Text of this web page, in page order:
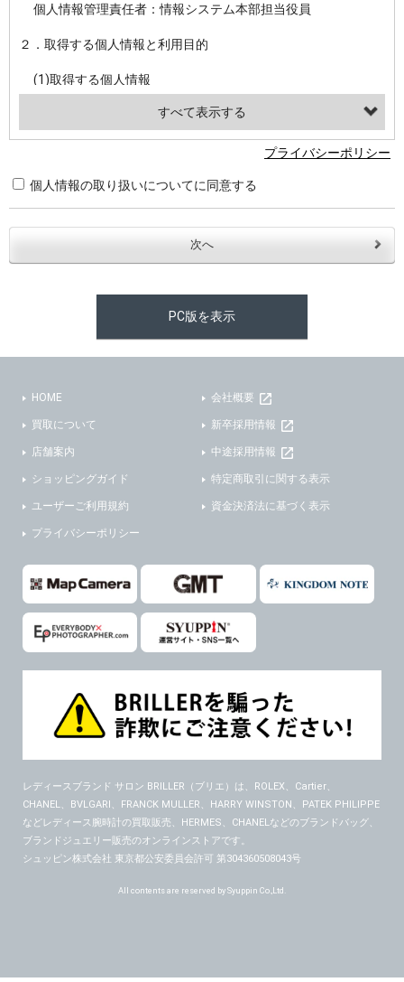
個人情報管理責任者：情報システム本部担当役員
２．取得する個人情報と利用目的
(1)取得する個人情報
・お問合せへの対応のため
３．個人情報の第三者提供と委託
当社は、以下のいずれかの場合を除いて、個人データを同意いただいた範囲を超えて利用したり第三者に提供したりいたしません。
(2)法令等により開示を求められた場合。
４．ご提供の任意性
５．ご本人が容易に知覚できない方法による個人情報の取得
また利用者の統計的分析のため、または掲載された広告にクッキーを使用する場合があります。
６．個人情報に関するお問合せ対応
シュッピン株式会社 個人情報相談窓口
プライバシーポリシー
個人情報の取り扱いについてに同意する
PC版を表示
HOME
買取について
店舗案内
ショッピングガイド
ユーザーご利用規約
プライバシーポリシー
会社概要
新卒採用情報
中途採用情報
特定商取引に関する表示
資金決済法に基づく表示
レディースブランド サロン BRILLER（ブリエ） は、ROLEX、Cartier、
CHANEL、BVLGARI、FRANCK MULLER、HARRY WINSTON、PATEK PHILIPPE
などレディース腕時計の買取販売、HERMES、CHANELなどのブランドバッグ、
ブランドジュエリー販売のオンラインストアです。
シュッピン株式会社 東京都公安委員会許可 第304360508043号
All contents are reserved by Syuppin Co.,Ltd.